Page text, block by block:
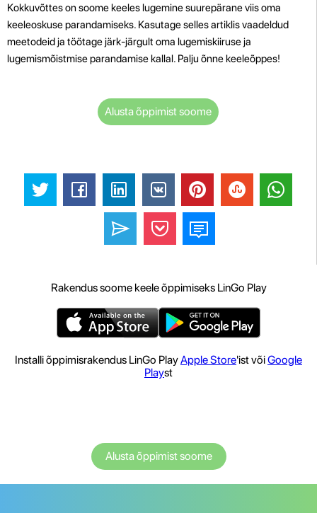
Kokkuvõttes on soome keeles lugemine suurepärane viis oma
keeleoskuse parandamiseks. Kasutage selles artiklis vaadeldud
meetodeid ja töötage järk-järgult oma lugemiskiiruse ja
lugemismõistmise parandamise kallal. Palju õnne keeleõppes!
Alusta õppimist soome
Rakendus soome keele õppimiseks LinGo Play
Installi õppimisrakendus LinGo PlayApple Store'ist võiGoogle
Playst
Alusta õppimist soome